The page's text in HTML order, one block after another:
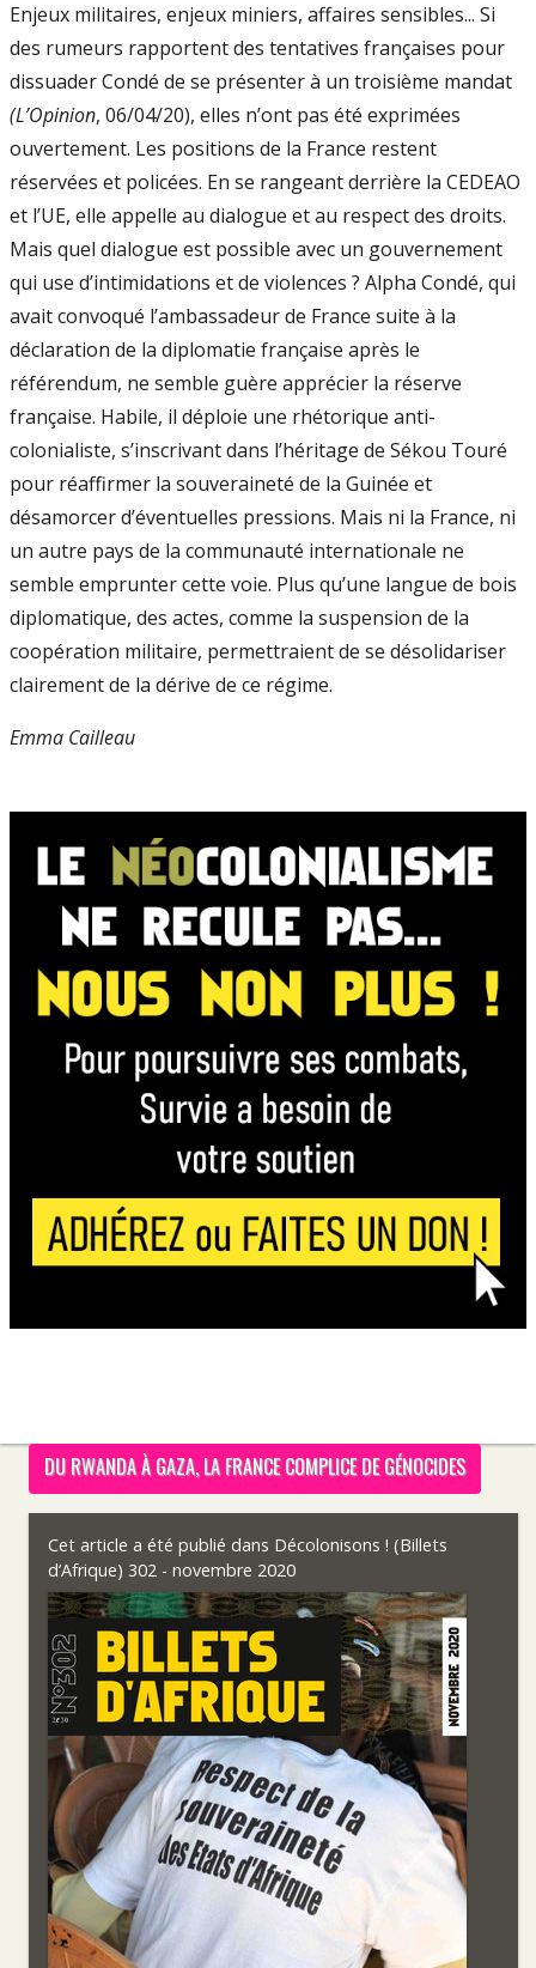
Enjeux militaires, enjeux miniers, affaires sensibles... Si
des rumeurs rapportent des tentatives françaises pour
dissuader Condé de se présenter à un troisième mandat
(L’Opinion, 06/04/20), elles n’ont pas été exprimées
ouvertement. Les positions de la France restent
réservées et policées. En se rangeant derrière la CEDEAO
et l’UE, elle appelle au dialogue et au respect des droits.
Mais quel dialogue est possible avec un gouvernement
qui use d’intimidations et de violences ? Alpha Condé, qui
avait convoqué l’ambassadeur de France suite à la
déclaration de la diplomatie française après le
référendum, ne semble guère apprécier la réserve
française. Habile, il déploie une rhétorique anti-
colonialiste, s’inscrivant dans l’héritage de Sékou Touré
pour réaffirmer la souveraineté de la Guinée et
désamorcer d’éventuelles pressions. Mais ni la France, ni
un autre pays de la communauté internationale ne
semble emprunter cette voie. Plus qu’une langue de bois
diplomatique, des actes, comme la suspension de la
coopération militaire, permettraient de se désolidariser
clairement de la dérive de ce régime.
Emma Cailleau
DU RWANDA À GAZA, LA FRANCE COMPLICE DE GÉNOCIDES
Cet article a été publié dans Décolonisons ! (Billets
d’Afrique) 302 - novembre 2020